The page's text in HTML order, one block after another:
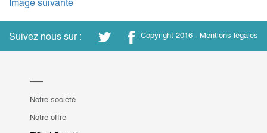
Image suivante
Suivez nous sur : Copyright 2016 - Mentions légales
Notre société
Notre offre